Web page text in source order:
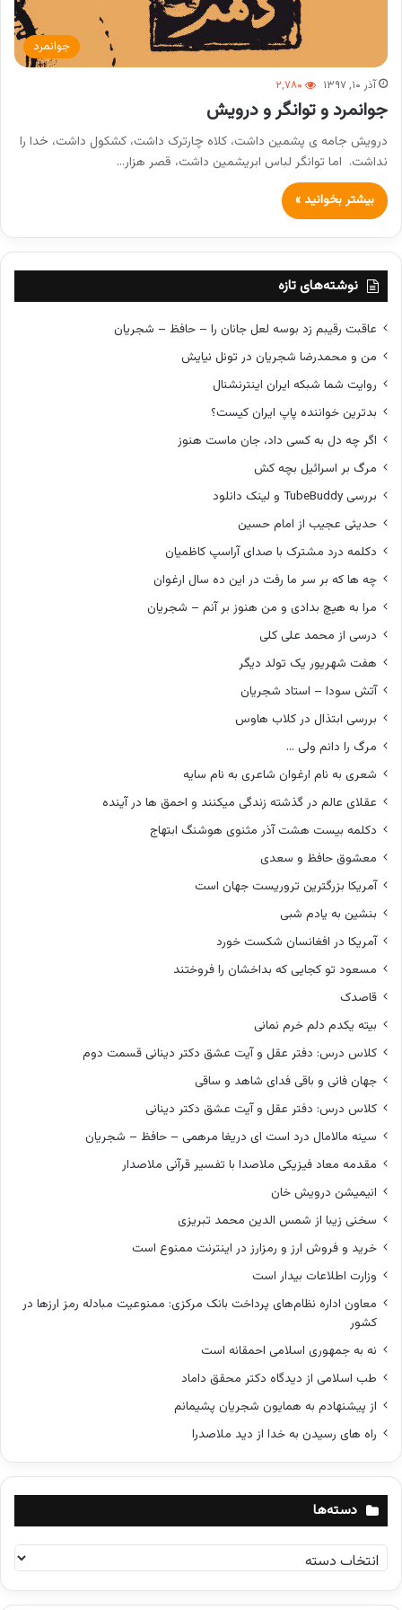
جوانمرد
آذر ۱۰, ۱۳۹۷ ۲,۷۸۰
جوانمرد و توانگر و درویش
درویش جامه ی پشمین داشت، کلاه چارترک داشت، کشکول داشت، خدا را
نداشت. اما توانگر لباس ابریشمین داشت، قصر هزار…
بیشتر بخوانید »
نوشته‌های تازه
عاقبت رقیبم زد بوسه لعل جانان را – حافظ – شجریان
من و محمدرضا شجریان در تونل نیایش
روایت شما شبکه ایران اینترنشنال
بدترین خواننده پاپ ایران کیست؟
اگر چه دل به کسی داد، جان ماست هنوز
مرگ بر اسرائیل بچه کش
بررسی TubeBuddy و لینک دانلود
حدیثی عجیب از امام حسین
دکلمه درد مشترک با صدای آراسپ کاظمیان
چه ها که بر سر ما رفت در این ده سال ارغوان
مرا به هیچ بدادی و من هنوز بر آنم – شجریان
درسی از محمد علی کلی
هفت شهریور یک تولد دیگر
آتش سودا – استاد شجریان
بررسی ابتذال در کلاب هاوس
مرگ را دانم ولی …
شعری به نام ارغوان شاعری به نام سایه
عقلای عالم در گذشته زندگی میکنند و احمق ها در آینده
دکلمه بیست هشت آذر مثنوی هوشنگ ابتهاج
معشوق حافظ و سعدی
آمریکا بزرگترین تروریست جهان است
بنشین به یادم شبی
آمریکا در افغانسان شکست خورد
مسعود تو کجایی که بداخشان را فروختند
قاصدک
بیته یکدم دلم خرم نمانی
کلاس درس: دفتر عقل و آیت عشق دکتر دینانی قسمت دوم
جهان فانی و باقی فدای شاهد و ساقی
کلاس درس: دفتر عقل و آیت عشق دکتر دینانی
سینه مالامال درد است ای دریغا مرهمی – حافظ – شجریان
مقدمه معاد فیزیکی ملاصدا با تفسیر قرآنی ملاصدار
انیمیشن درویش خان
سخنی زیبا از شمس الدین محمد تبریزی
خرید و فروش ارز و رمزارز در اینترنت ممنوع است
وزارت اطلاعات بیدار است
معاون اداره نظام‌های پرداخت بانک مرکزی: ممنوعیت مبادله رمز ارزها در
کشور
نه به جمهوری اسلامی احمقانه است
طب اسلامی از دیدگاه دکتر محقق داماد
از پیشنهادم به همایون شجریان پشیمانم
راه های رسیدن به خدا از دید ملاصدرا
دسته‌ها
س
ت